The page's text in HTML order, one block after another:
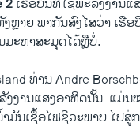
2ເຮືອບິນ​ທີ່​ໃຊ້​ພະລັງງານ​
ຫຼາຍ ພາກັນສົງໄສວ່າ ​ເຮື
ມະຫາ​ສະມຸດໄດ້ຫຼືບໍ່.
ທ່ານ Andre
ງງານ​ແສງ​ອາທິດ​ນັ້ນ ​ ແມ່
ມັນເຊື້ອໄຟຊິວະພາບ ໄປ